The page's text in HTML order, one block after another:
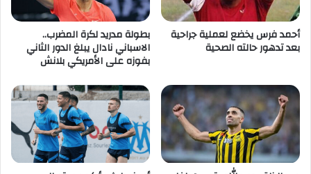
أحمد فرس يخضع لعملية جراحية
بعد تدهور حالته الصحية
بطولة مدريد لكرة المضرب..
الاسباني نادال يبلغ الدور الثاني
بفوزه على الأمريكي بلانش